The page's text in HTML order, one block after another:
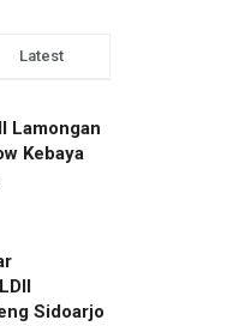
Latest
Lamongan
Kebaya
Sidoarjo